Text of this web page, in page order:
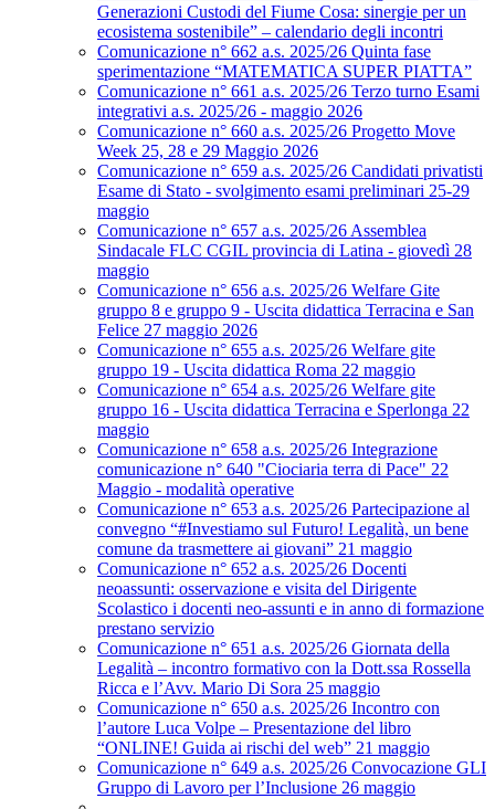
Generazioni Custodi del Fiume Cosa: sinergie per un
ecosistema sostenibile” – calendario degli incontri
Comunicazione n° 662 a.s. 2025/26 Quinta fase
sperimentazione “MATEMATICA SUPER PIATTA”
Comunicazione n° 661 a.s. 2025/26 Terzo turno Esami
integrativi a.s. 2025/26 - maggio 2026
Comunicazione n° 660 a.s. 2025/26 Progetto Move
Week 25, 28 e 29 Maggio 2026
Comunicazione n° 659 a.s. 2025/26 Candidati privatisti
Esame di Stato - svolgimento esami preliminari 25-29
maggio
Comunicazione n° 657 a.s. 2025/26 Assemblea
Sindacale FLC CGIL provincia di Latina - giovedì 28
maggio
Comunicazione n° 656 a.s. 2025/26 Welfare Gite
gruppo 8 e gruppo 9 - Uscita didattica Terracina e San
Felice 27 maggio 2026
Comunicazione n° 655 a.s. 2025/26 Welfare gite
gruppo 19 - Uscita didattica Roma 22 maggio
Comunicazione n° 654 a.s. 2025/26 Welfare gite
gruppo 16 - Uscita didattica Terracina e Sperlonga 22
maggio
Comunicazione n° 658 a.s. 2025/26 Integrazione
comunicazione n° 640 "Ciociaria terra di Pace" 22
Maggio - modalità operative
Comunicazione n° 653 a.s. 2025/26 Partecipazione al
convegno “#Investiamo sul Futuro! Legalità, un bene
comune da trasmettere ai giovani” 21 maggio
Comunicazione n° 652 a.s. 2025/26 Docenti
neoassunti: osservazione e visita del Dirigente
Scolastico i docenti neo-assunti e in anno di formazione
prestano servizio
Comunicazione n° 651 a.s. 2025/26 Giornata della
Legalità – incontro formativo con la Dott.ssa Rossella
Ricca e l’Avv. Mario Di Sora 25 maggio
Comunicazione n° 650 a.s. 2025/26 Incontro con
l’autore Luca Volpe – Presentazione del libro
“ONLINE! Guida ai rischi del web” 21 maggio
Comunicazione n° 649 a.s. 2025/26 Convocazione GLI
Gruppo di Lavoro per l’Inclusione 26 maggio